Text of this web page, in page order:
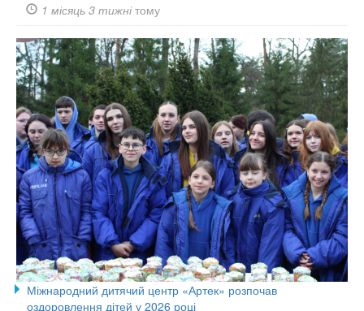
1 місяць 3 тижнітому
Міжнародний дитячий центр «Артек» розпочав
оздоровлення дітей у 2026 році